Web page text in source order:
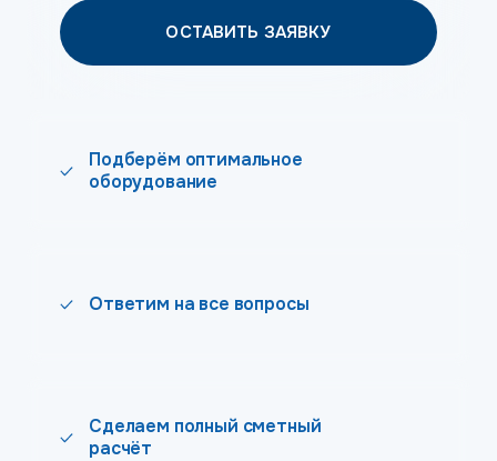
ОСТАВИТЬ ЗАЯВКУ
Подберём оптимальное
оборудование
Ответим на все вопросы
Сделаем полный сметный
расчёт